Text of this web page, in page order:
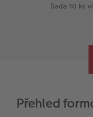
Sada 10 ks
Přehled